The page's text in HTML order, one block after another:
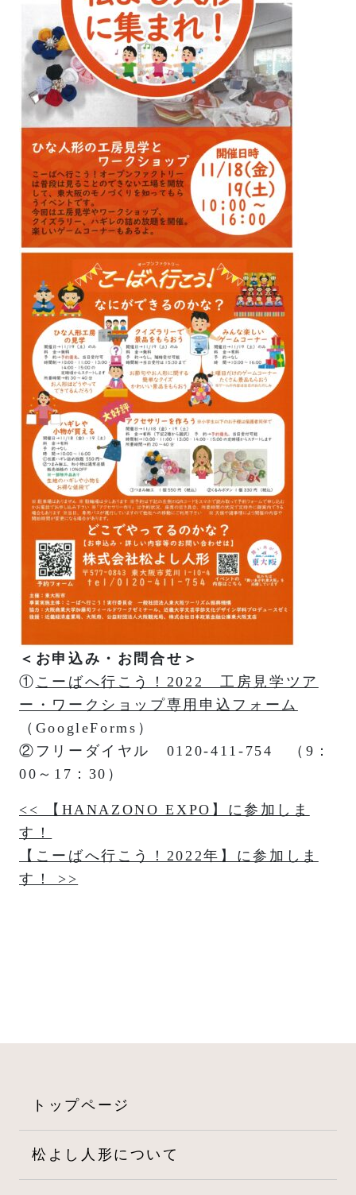
＜お申込み・お問合せ＞
① こーばへ行こう！2022 工房見学ツア
ー・ワークショップ専用申込フォーム
（GoogleForms）
②フリーダイヤル 0120-411-754 （9：
00～17：30）
投
稿
ナ
<< 【HANAZONO EXPO】に参加しま
す！
【こーばへ行こう！2022年】に参加しま
す！ >>
トップページ
松よし人形について